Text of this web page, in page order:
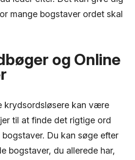
mange bogstaver ordet skal
og Online
krydsordsløsere kan være
til at finde det rigtige ord
Du kan søge efter
bogstaver, du allerede har,